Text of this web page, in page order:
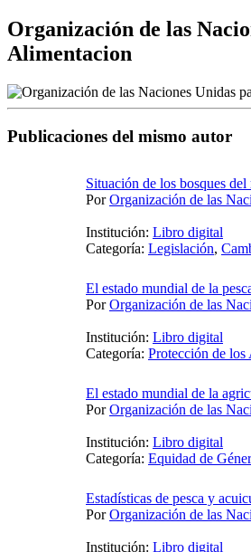
Organización de las
Alimentacion
Publicaciones del mismo autor
Situación de los bosques del
PorOrganización de las
Institución: Libro digital
Categoría: Legislación,
El estado mundial de la
PorOrganización de las
Institución: Libro digital
Categoría: Protección de los
El estado mundial de la
PorOrganización de las
Institución: Libro digital
Categoría: Equidad de
Estadísticas de pesca y
PorOrganización de las
Institución: Libro digital